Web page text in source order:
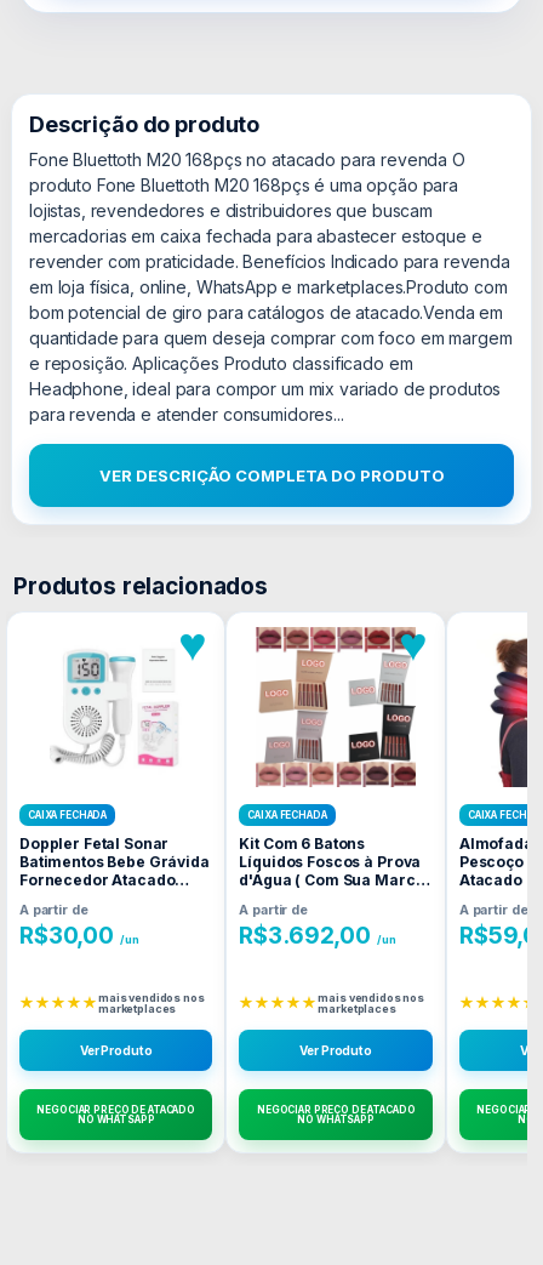
Descrição do produto
Fone Bluettoth M20 168pçs no atacado para revenda O
produto Fone Bluettoth M20 168pçs é uma opção para
lojistas, revendedores e distribuidores que buscam
mercadorias em caixa fechada para abastecer estoque e
revender com praticidade. Benefícios Indicado para revenda
em loja física, online, WhatsApp e marketplaces.Produto com
bom potencial de giro para catálogos de atacado.Venda em
quantidade para quem deseja comprar com foco em margem
e reposição. Aplicações Produto classificado em
Headphone, ideal para compor um mix variado de produtos
para revenda e atender consumidores...
VER DESCRIÇÃO COMPLETA DO PRODUTO
Produtos relacionados
♥
CAIXA FECHADA
Doppler Fetal Sonar
Batimentos Bebe Grávida
Fornecedor Atacado
A partir de
R$30,00 /un
★★★★★mais vendidos nos
marketplaces
Ver Produto
NEGOCIAR PREÇO DE ATACADO
NO WHATSAPP
♥
CAIXA FECHADA
Kit Com 6 Batons
Líquidos Foscos à Prova
d'Água ( Com Sua Marca
Caixa Fechada
A partir de
R$3.692,00 /un
★★★★★mais vendidos nos
marketplaces
Ver Produto
NEGOCIAR PREÇO DE ATACADO
NO WHATSAPP
CAIXA
Almofada
Pescoço
Atacado
A partir de
R$
★★★★★
NEGOCIAR
NO